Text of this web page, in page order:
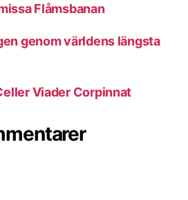
Flåmsbanan
genom världens längsta
Viader Corpinnat